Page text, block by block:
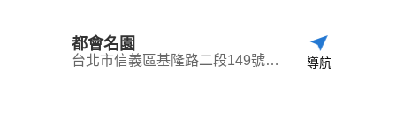
都會名園
台北市信義區基隆路二段149號之49 導航